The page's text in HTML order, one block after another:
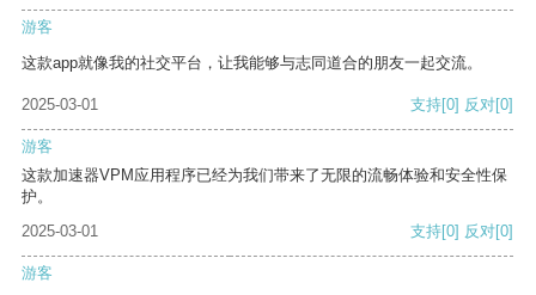
游客
这款app就像我的社交平台，让我能够与志同道合的朋友一起交流。
2025-03-01 支持[0] 反对[0]
游客
这款加速器VPM应用程序已经为我们带来了无限的流畅体验和安全性保
护。
2025-03-01
支持[0] 反对[0]
游客